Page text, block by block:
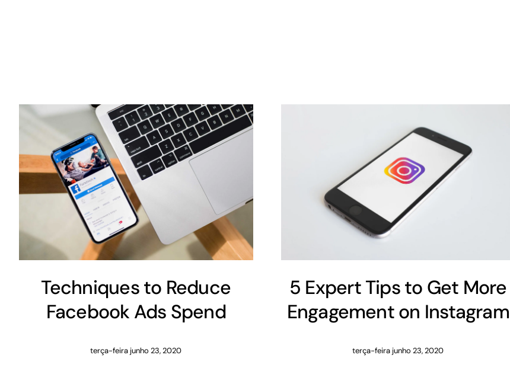
Techniques to Reduce
Facebook Ads Spend
terça-feira junho 23, 2020
5 Expert Tips to Get More
Engagement on Instagram
terça-feira junho 23, 2020